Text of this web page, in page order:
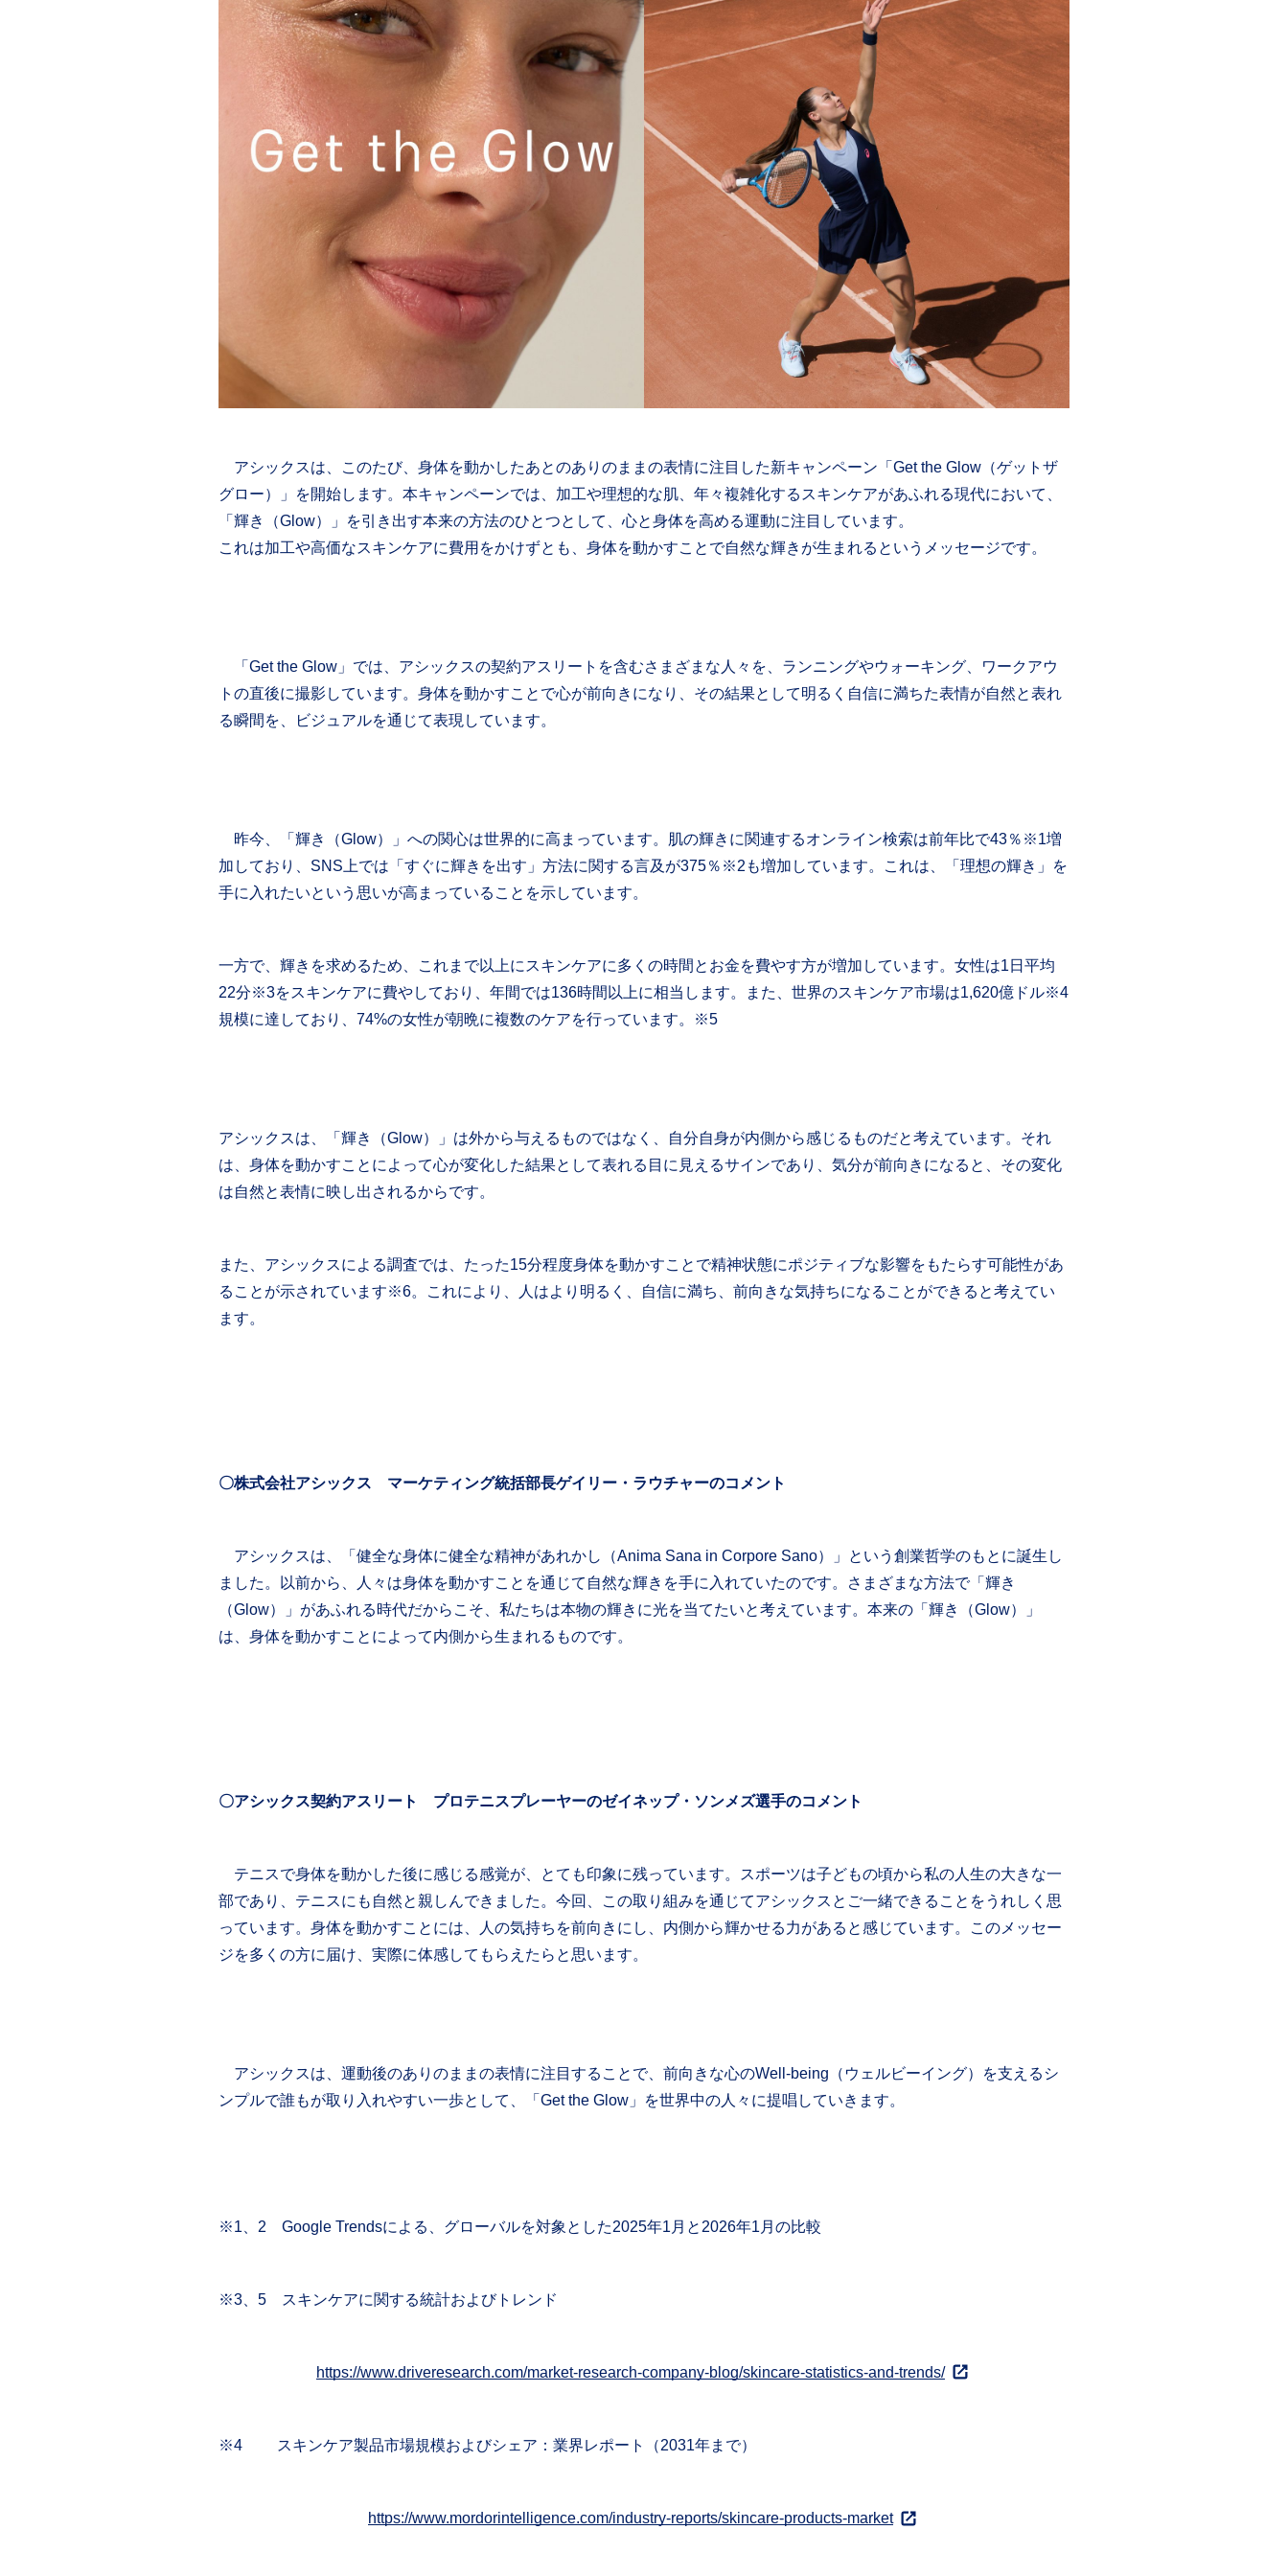
アシックスは、このたび、身体を動かしたあとのありのままの表情に注目した新キャンペーン「Get the Glow（ゲットザ
グロー）」を開始します。本キャンペーンでは、加工や理想的な肌、年々複雑化するスキンケアがあふれる現代において、
「輝き（Glow）」を引き出す本来の方法のひとつとして、心と身体を高める運動に注目しています。
これは加工や高価なスキンケアに費用をかけずとも、身体を動かすことで自然な輝きが生まれるというメッセージです。
「Get the Glow」では、アシックスの契約アスリートを含むさまざまな人々を、ランニングやウォーキング、ワークアウ
トの直後に撮影しています。身体を動かすことで心が前向きになり、その結果として明るく自信に満ちた表情が自然と表れ
る瞬間を、ビジュアルを通じて表現しています。
昨今、「輝き（Glow）」への関心は世界的に高まっています。肌の輝きに関連するオンライン検索は前年比で43％※1増
加しており、SNS上では「すぐに輝きを出す」方法に関する言及が375％※2も増加しています。これは、「理想の輝き」を
手に入れたいという思いが高まっていることを示しています。
一方で、輝きを求めるため、これまで以上にスキンケアに多くの時間とお金を費やす方が増加しています。女性は1日平均
22分※3をスキンケアに費やしており、年間では136時間以上に相当します。また、世界のスキンケア市場は1,620億ドル※4
規模に達しており、74%の女性が朝晩に複数のケアを行っています。※5
アシックスは、「輝き（Glow）」は外から与えるものではなく、自分自身が内側から感じるものだと考えています。それ
は、身体を動かすことによって心が変化した結果として表れる目に見えるサインであり、気分が前向きになると、その変化
は自然と表情に映し出されるからです。
また、アシックスによる調査では、たった15分程度身体を動かすことで精神状態にポジティブな影響をもたらす可能性があ
ることが示されています※6。これにより、人はより明るく、自信に満ち、前向きな気持ちになることができると考えてい
ます。
〇株式会社アシックス マーケティング統括部長ゲイリー・ラウチャーのコメント
アシックスは、「健全な身体に健全な精神があれかし（Anima Sana in Corpore Sano）」という創業哲学のもとに誕生し
ました。以前から、人々は身体を動かすことを通じて自然な輝きを手に入れていたのです。さまざまな方法で「輝き
（Glow）」があふれる時代だからこそ、私たちは本物の輝きに光を当てたいと考えています。本来の「輝き（Glow）」
は、身体を動かすことによって内側から生まれるものです。
〇アシックス契約アスリート プロテニスプレーヤーのゼイネップ・ソンメズ選手のコメント
テニスで身体を動かした後に感じる感覚が、とても印象に残っています。スポーツは子どもの頃から私の人生の大きな一
部であり、テニスにも自然と親しんできました。今回、この取り組みを通じてアシックスとご一緒できることをうれしく思
っています。身体を動かすことには、人の気持ちを前向きにし、内側から輝かせる力があると感じています。このメッセー
ジを多くの方に届け、実際に体感してもらえたらと思います。
アシックスは、運動後のありのままの表情に注目することで、前向きな心のWell-being（ウェルビーイング）を支えるシ
ンプルで誰もが取り入れやすい一歩として、「Get the Glow」を世界中の人々に提唱していきます。
※1、2 Google Trendsによる、グローバルを対象とした2025年1月と2026年1月の比較
※3、5 スキンケアに関する統計およびトレンド
https://www.driveresearch.com/market-research-company-blog/skincare-statistics-and-trends/
※4 スキンケア製品市場規模およびシェア：業界レポート（2031年まで）
https://www.mordorintelligence.com/industry-reports/skincare-products-market